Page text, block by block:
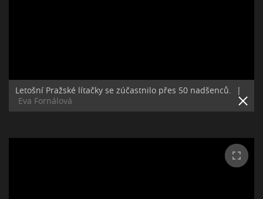
Letošní Pražské lítačky se zúčastnilo přes 50 nadšenců.
|
Eva Fornálová